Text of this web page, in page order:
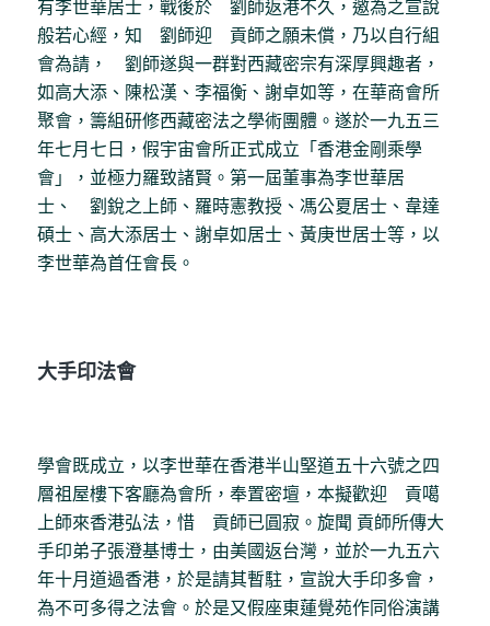
有李世華居士，戰後於 劉師返港不久，邀為之宣說
般若心經，知 劉師迎 貢師之願未償，乃以自行組
會為請， 劉師遂與一群對西藏密宗有深厚興趣者，
如高大添、陳松漢、李福衡、謝卓如等，在華商會所
聚會，籌組研修西藏密法之學術團體。遂於一九五三
年七月七日，假宇宙會所正式成立「香港金剛乘學
會」，並極力羅致諸賢。第一屆董事為李世華居
士、 劉銳之上師、羅時憲教授、馮公夏居士、韋達
碩士、高大添居士、謝卓如居士、黃庚世居士等，以
李世華為首任會長。
大手印法會
學會既成立，以李世華在香港半山堅道五十六號之四
層祖屋樓下客廳為會所，奉置密壇，本擬歡迎 貢噶
上師來香港弘法，惜 貢師已圓寂。旋聞 貢師所傳大
手印弟子張澄基博士，由美國返台灣，並於一九五六
年十月道過香港，於是請其暫駐，宣說大手印多會，
為不可多得之法會。於是又假座東蓮覺苑作同俗演講